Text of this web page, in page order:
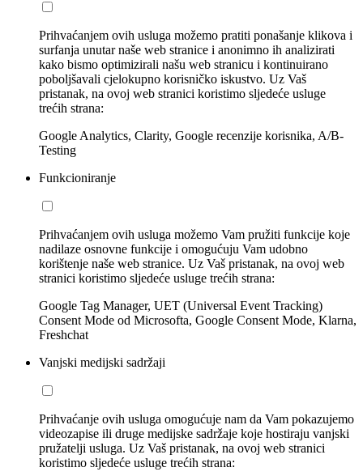
Prihvaćanjem ovih usluga možemo pratiti ponašanje klikova i
surfanja unutar naše web stranice i anonimno ih analizirati
kako bismo optimizirali našu web stranicu i kontinuirano
poboljšavali cjelokupno korisničko iskustvo. Uz Vaš
pristanak, na ovoj web stranici koristimo sljedeće usluge
trećih strana:
Google Analytics, Clarity, Google recenzije korisnika, A/B-
Testing
Funkcioniranje
Prihvaćanjem ovih usluga možemo Vam pružiti funkcije koje
nadilaze osnovne funkcije i omogućuju Vam udobno
korištenje naše web stranice. Uz Vaš pristanak, na ovoj web
stranici koristimo sljedeće usluge trećih strana:
Google Tag Manager, UET (Universal Event Tracking)
Consent Mode od Microsofta, Google Consent Mode, Klarna,
Freshchat
Vanjski medijski sadržaji
Prihvaćanje ovih usluga omogućuje nam da Vam pokazujemo
videozapise ili druge medijske sadržaje koje hostiraju vanjski
pružatelji usluga. Uz Vaš pristanak, na ovoj web stranici
koristimo sljedeće usluge trećih strana: